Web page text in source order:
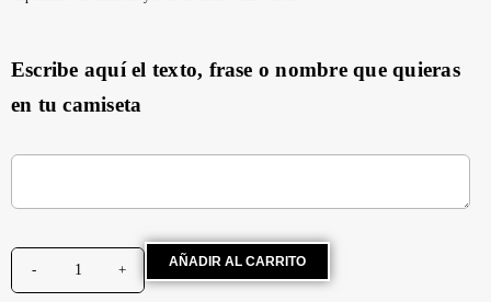
Escribe aquí el texto, frase o nombre que quieras
en tu camiseta
AÑADIR AL CARRITO